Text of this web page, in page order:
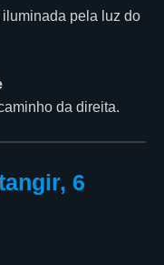
pela luz do
da direita.
6